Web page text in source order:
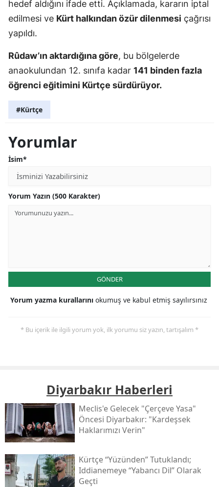
hedef aldığını ifade etti. Açıklamada, kararın iptal
edilmesi ve Kürt halkından özür dilenmesi çağrısı
yapıldı.
Rûdaw’ın aktardığına göre, bu bölgelerde
anaokulundan 12. sınıfa kadar 141 binden fazla
öğrenci eğitimini Kürtçe sürdürüyor.
#Kürtçe
Yorumlar
İsim*
Yorum Yazın (500 Karakter)
GÖNDER
Yorum yazma kurallarını okumuş ve kabul etmiş sayılırsınız
* Bu içerik ile ilgili yorum yok, ilk yorumu siz yazın, tartışalım *
Diyarbakır Haberleri
Meclis'e Gelecek "çerçeve Yasa"
Öncesi Diyarbakır: "kardeşsek
Haklarımızı Verin"
Kürtçe “yüzünden” Tutuklandı;
Iddianemeye “yabancı Dil” Olarak
Geçti